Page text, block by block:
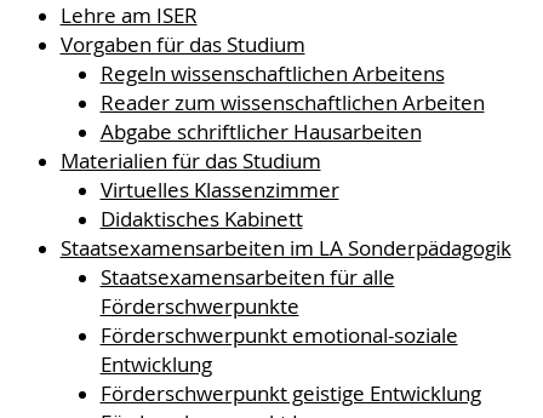
Lehre am ISER
Vorgaben für das Studium
Regeln wissenschaftlichen Arbeitens
Reader zum wissenschaftlichen Arbeiten
Abgabe schriftlicher Hausarbeiten
Materialien für das Studium
Virtuelles Klassenzimmer
Didaktisches Kabinett
Staatsexamensarbeiten im LA Sonderpädagogik
Staatsexamensarbeiten für alle
Förderschwerpunkte
Förderschwerpunkt emotional-soziale
Entwicklung
Förderschwerpunkt geistige Entwicklung